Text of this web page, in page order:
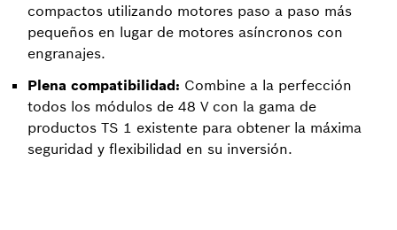
compactos utilizando motores paso a paso más
pequeños en lugar de motores asíncronos con
engranajes.
Plena compatibilidad: Combine a la perfección
todos los módulos de 48 V con la gama de
productos TS 1 existente para obtener la máxima
seguridad y flexibilidad en su inversión.